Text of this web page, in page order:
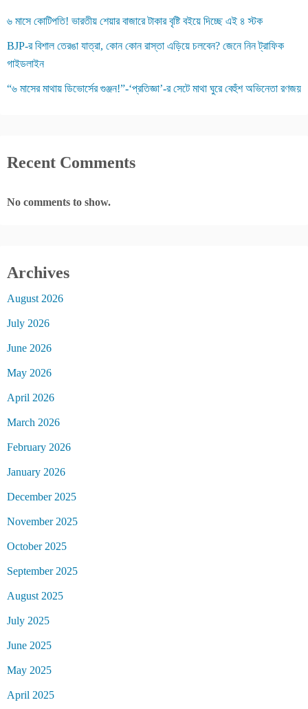
৬ মাসে কোটিপতি! ভারতীয় শেয়ার বাজারে টাকার বৃষ্টি বইয়ে দিচ্ছে এই ৪ স্টক
BJP-র বিশাল তেরঙা যাত্রা, কোন কোন রাস্তা এড়িয়ে চলবেন? জেনে নিন ট্রাফিক
গাইডলাইন
“৬ মাসের মাথায় ডিভোর্সের গুঞ্জন!”-‘প্রতিজ্ঞা’-র সেটে মাথা ঘুরে বেহুঁশ অভিনেতা রণজয়
Recent Comments
No comments to show.
Archives
August 2026
July 2026
June 2026
May 2026
April 2026
March 2026
February 2026
January 2026
December 2025
November 2025
October 2025
September 2025
August 2025
July 2025
June 2025
May 2025
April 2025